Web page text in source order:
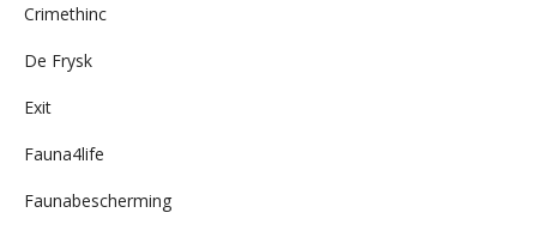
Crimethinc
De Frysk
Exit
Fauna4life
Faunabescherming